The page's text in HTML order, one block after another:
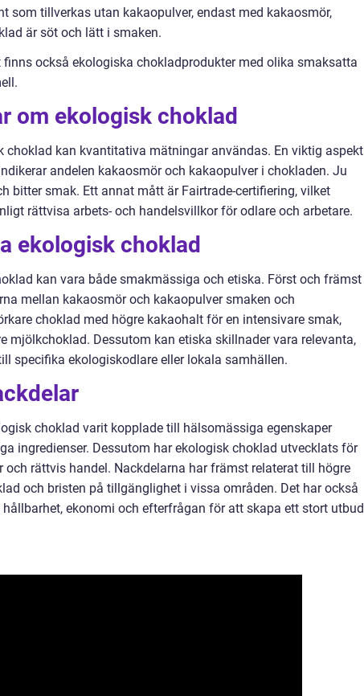
som tillverkas utan kakaopulver, endast med kakaosmör,
är söt och lätt i smaken.
också ekologiska chokladprodukter med olika smaksatta
om ekologisk choklad
choklad kan kvantitativa mätningar användas. En viktig aspekt
andelen kakaosmör och kakaopulver i chokladen. Ju
bitter smak. Ett annat mått är Fairtrade-certifiering, vilket
rättvisa arbets- och handelsvillkor för odlare och arbetare.
ekologisk choklad
kan vara både smakmässiga och etiska. Först och främst
mellan kakaosmör och kakaopulver smaken och
choklad med högre kakaohalt för en intensivare smak,
mjölkchoklad. Dessutom kan etiska skillnader vara relevanta,
specifika ekologiskodlare eller lokala samhällen.
choklad varit kopplade till hälsomässiga egenskaper
ingredienser. Dessutom har ekologisk choklad utvecklats för
rättvis handel. Nackdelarna har främst relaterat till högre
och bristen på tillgänglighet i vissa områden. Det har också
ekonomi och efterfrågan för att skapa ett stort utbud